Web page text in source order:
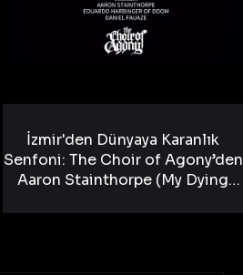
İzmir'den Dünyaya Karanlık
Senfoni: The Choir of Agony’den
Aaron Stainthorpe (My Dying